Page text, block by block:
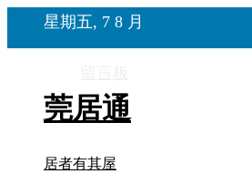
星期五, 7 8 月
莞居通
居者有其屋